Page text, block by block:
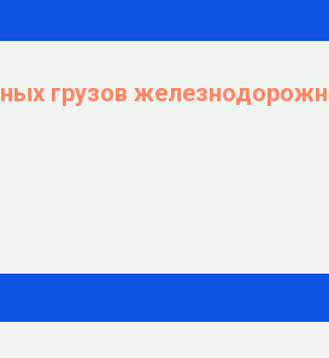
грузов